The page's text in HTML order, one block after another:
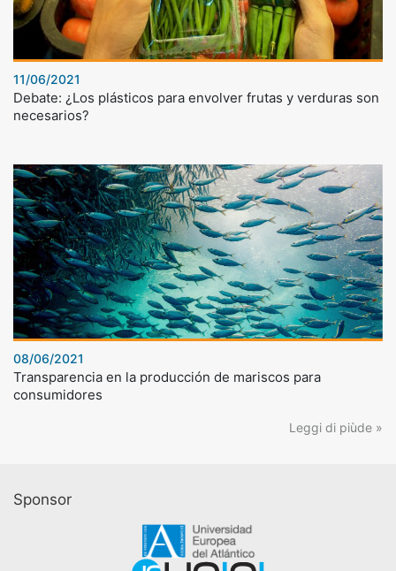
11/06/2021
Debate: ¿Los plásticos para envolver frutas y verduras son
necesarios?
08/06/2021
Transparencia en la producción de mariscos para
consumidores
Leggi di piùde »
Sponsor